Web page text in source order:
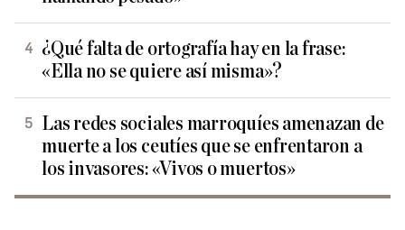
¿Qué falta de ortografía hay en la frase:
«Ella no se quiere así misma»?
Las redes sociales marroquíes amenazan de
muerte a los ceutíes que se enfrentaron a
los invasores: «Vivos o muertos»